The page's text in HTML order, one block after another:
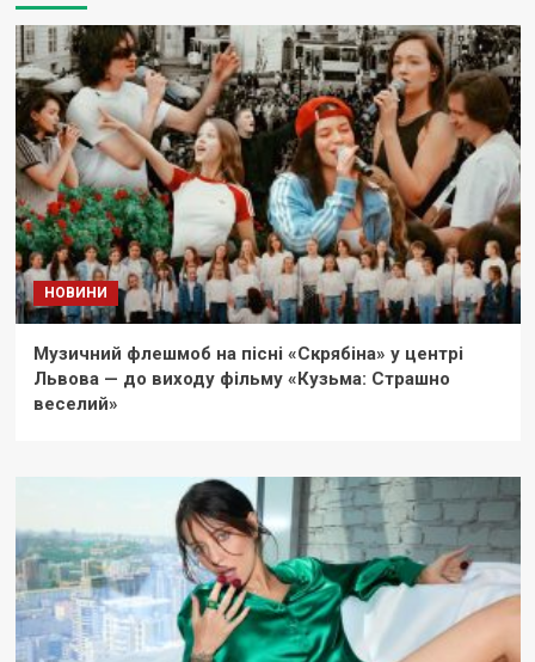
НОВИНИ
Музичний флешмоб на пісні «Скрябіна» у центрі
Львова — до виходу фільму «Кузьма: Страшно
веселий»